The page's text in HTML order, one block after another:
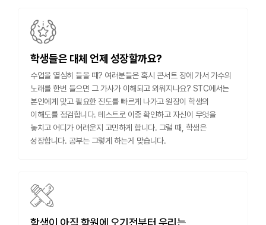
학생들은 대체 언제 성장할까요?
수업을 열심히 들을 때? 여러분들은 혹시 콘서트 장에 가서 가수의
노래를 한번 들으면 그 가사가 이해되고 외워지나요? STC에서는
본인에게 맞고 필요한 진도를 빠르게 나가고 원장이 학생의
이해도를 점검합니다. 테스트로 이중 확인하고 자신이 무엇을
놓치고 어디가 어려운지 고민하게 합니다. 그럴 때, 학생은
성장합니다. 공부는 그렇게 하는게 맞습니다.
학생이 아직 학원에 오기전부터 우리는